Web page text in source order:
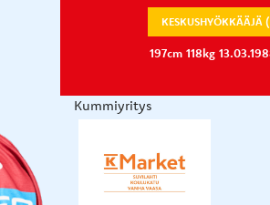
KESKUSHYÖKKÄÄJÄ
197cm 118kg
Kummiyritys